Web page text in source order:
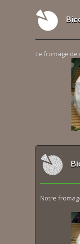
Le fromage de
Notre